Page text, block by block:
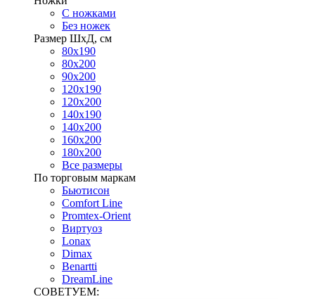
С ножками
Без ножек
Размер ШхД, см
80х190
80х200
90х200
120х190
120х200
140х190
140х200
160х200
180х200
Все размеры
По торговым маркам
Бьютисон
Comfort Line
Promtex-Orient
Виртуоз
Lonax
Dimax
Benartti
DreamLine
СОВЕТУЕМ: